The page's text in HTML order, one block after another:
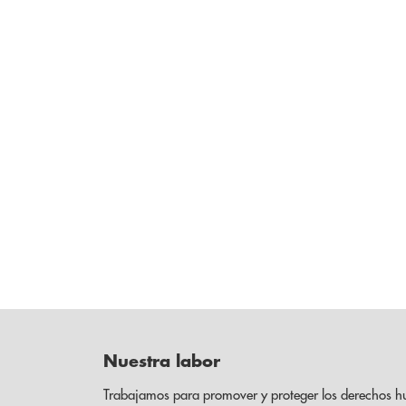
Nuestra labor
Trabajamos para promover y proteger los derechos